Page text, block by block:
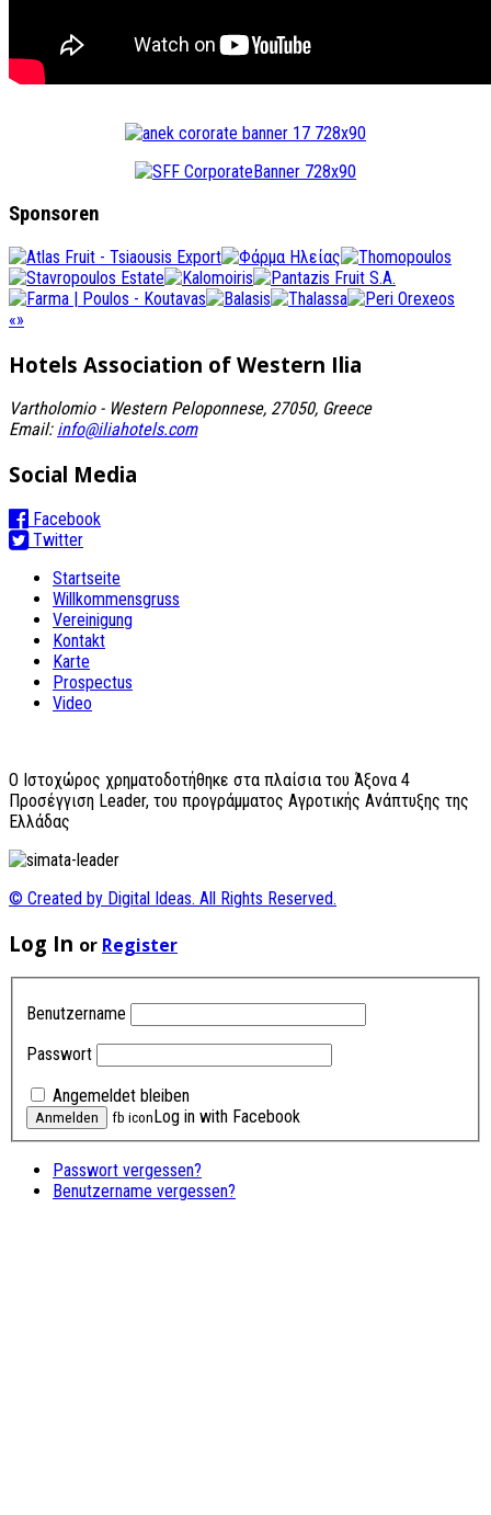
Sponsoren
«»
Hotels Association of Western Ilia
Vartholomio - Western Peloponnese, 27050, Greece
Email: info@iliahotels.com
Social Media
Facebook
Twitter
Startseite
Willkommensgruss
Vereinigung
Kontakt
Karte
Prospectus
Video
O Ιστοχώρος χρηματοδοτήθηκε στα πλαίσια του Άξονα 4
Προσέγγιση Leader, του προγράμματος Αγροτικής Ανάπτυξης της
Ελλάδας
© Created by Digital Ideas. All Rights Reserved.
Log In or Register
Benutzername
Passwort
Angemeldet bleiben
fb iconLog in with Facebook
Passwort vergessen?
Benutzername vergessen?